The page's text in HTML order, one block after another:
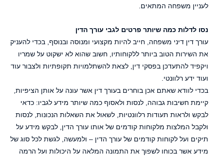
לעניין משפחה המתאים.
נסו לדלות כמה שיותר פרטים לגבי עורך הדין
עורך דין דיני משפחה, חייב להיות מקצועי ומנוסה ובנוסף, בכדי להעניק
את השירות הטוב ביותר ללקוחותיו, חשוב שהוא לא ישקוט על שמריו
ויקפיד להתעדכן בפסקי דין, לצאת להשתלמויות תקופתיות ולצבור עוד
ועוד ידע רלוונטי.
בכדי לוודא שאתם אכן בוחרים בעורך דין אשר עונה על אותן הציפיות,
קיימת חשיבות גבוהה, לנסות ולאסוף כמה שיותר מידע לגביו: כדאי
לבקש ולראות תעודות רלוונטיות, לשאול את השאלות הנכונות, לנסות
ולקבל המלצות מלקוחות קודמים של אותו עורך הדין, לבקש מידע על
תיקים ועל לקוחות קודמים של עורך הדין – ולמעשה, לגשת לכל סוג של
מידע אשר בכוחו לשפוך את התמונה המלאה על היכולות ועל הרמה